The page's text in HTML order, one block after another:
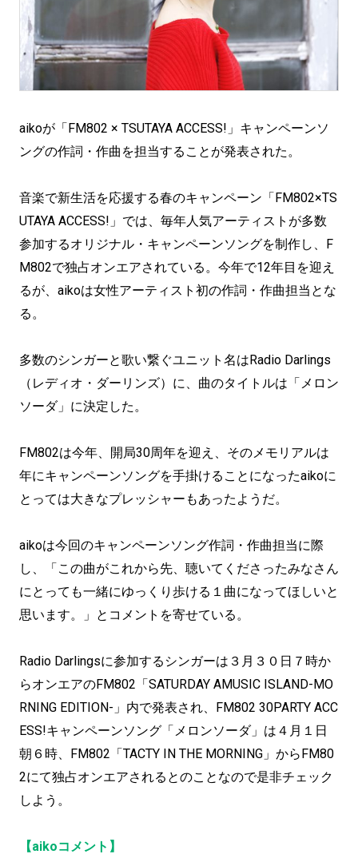
aikoが「FM802 × TSUTAYA ACCESS!」キャンペーンソ
ングの作詞・作曲を担当することが発表された。
音楽で新生活を応援する春のキャンペーン「FM802×TS
UTAYA ACCESS!」では、毎年人気アーティストが多数
参加するオリジナル・キャンペーンソングを制作し、F
M802で独占オンエアされている。今年で12年目を迎え
るが、aikoは女性アーティスト初の作詞・作曲担当とな
る。
多数のシンガーと歌い繋ぐユニット名はRadio Darlings
（レディオ・ダーリンズ）に、曲のタイトルは「メロン
ソーダ」に決定した。
FM802は今年、開局30周年を迎え、そのメモリアルは
年にキャンペーンソングを手掛けることになったaikoに
とっては大きなプレッシャーもあったようだ。
aikoは今回のキャンペーンソング作詞・作曲担当に際
し、「この曲がこれから先、聴いてくださったみなさん
にとっても一緒にゆっくり歩ける１曲になってほしいと
思います。」とコメントを寄せている。
Radio Darlingsに参加するシンガーは３月３０日７時か
らオンエアのFM802「SATURDAY AMUSIC ISLAND-MO
RNING EDITION-」内で発表され、FM802 30PARTY ACC
ESS!キャンペーンソング「メロンソーダ」は４月１日
朝６時、FM802「TACTY IN THE MORNING」からFM80
2にて独占オンエアされるとのことなので是非チェック
しよう。
【aikoコメント】